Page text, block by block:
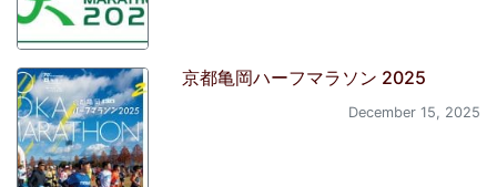
京都亀岡ハーフマラソン 2025
December 15, 2025